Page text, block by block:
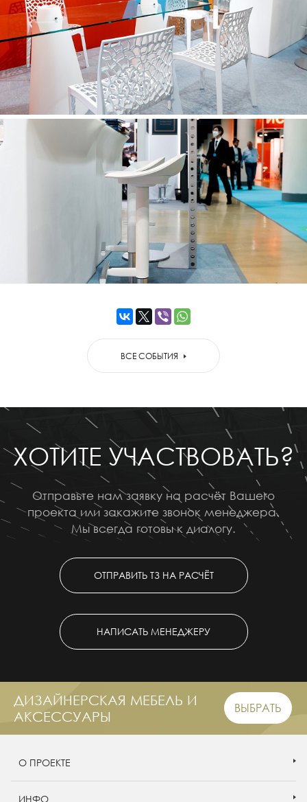
ВСЕ СОБЫТИЯ
ХОТИТЕ УЧАСТВОВАТЬ?
Отправьте нам заявку на расчёт Вашего
проекта или закажите звонок менеджера.
Мы всегда готовы к диалогу.
ОТПРАВИТЬ ТЗ НА РАСЧЁТ
НАПИСАТЬ МЕНЕДЖЕРУ
ДИЗАЙНЕРСКАЯ МЕБЕЛЬ И
АКСЕССУАРЫ
ВЫБРАТЬ
О ПРОЕКТЕ
ИНФО